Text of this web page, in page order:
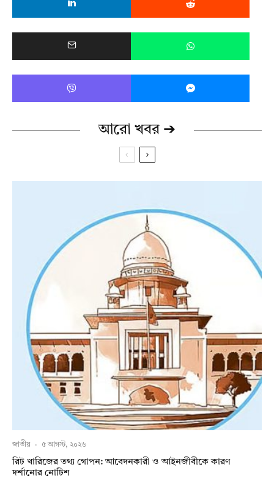
আরো খবর ➔
জাতীয় · ৫ আগস্ট, ২০২৬
রিট খারিজের তথ্য গোপন: আবেদনকারী ও আইনজীবীকে কারণ
দর্শানোর নোটিশ